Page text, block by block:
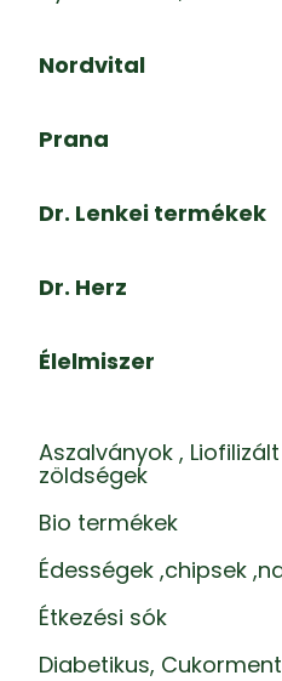
Nordvital
Prana
Dr. Lenkei termékek
Dr. Herz
Élelmiszer
Aszalványok ,
zöldségek
Bio termékek
Édességek ,chipsek
Étkezési sók
Diabetikus,